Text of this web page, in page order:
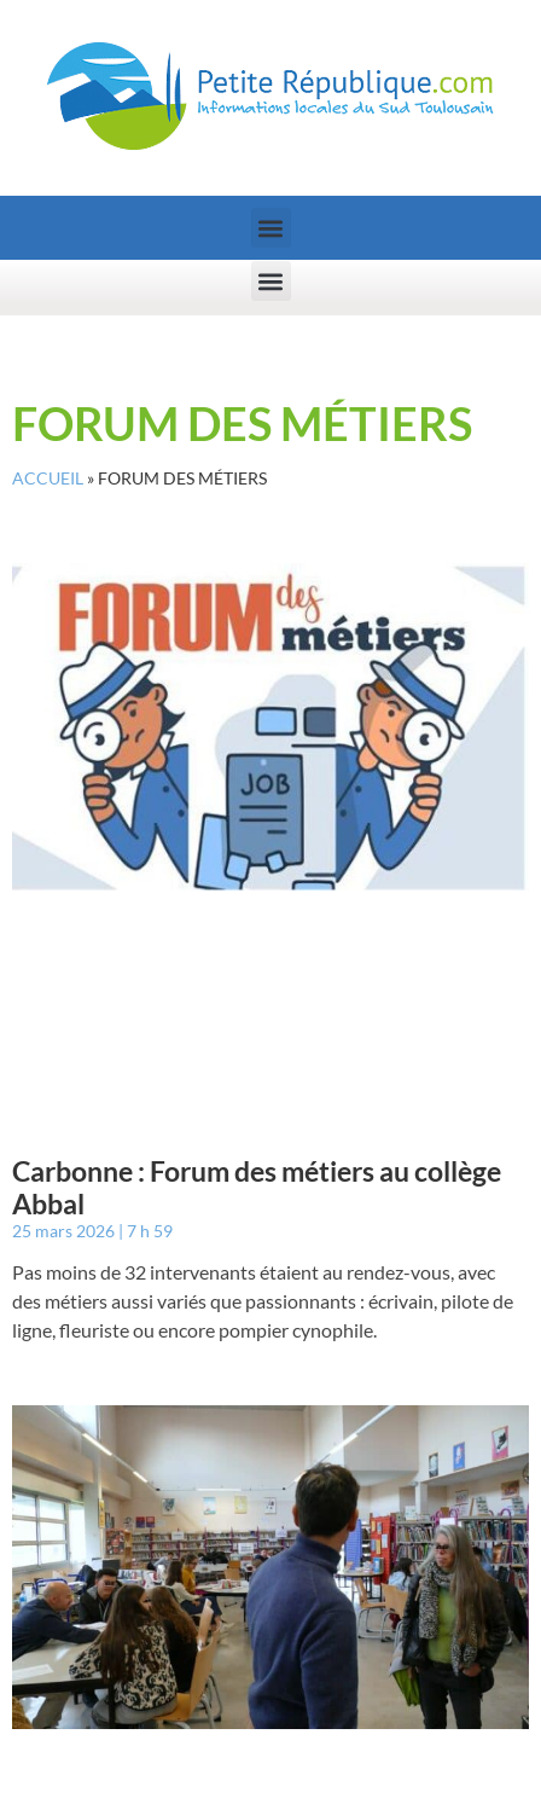
FORUM DES MÉTIERS
ACCUEIL » FORUM DES MÉTIERS
Carbonne : Forum des métiers au collège
Abbal
25 mars 2026 7 h 59
Pas moins de 32 intervenants étaient au rendez-vous, avec
des métiers aussi variés que passionnants : écrivain, pilote de
ligne, fleuriste ou encore pompier cynophile.